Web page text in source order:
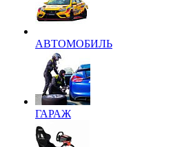
АВТОМОБИЛЬ
ГАРАЖ